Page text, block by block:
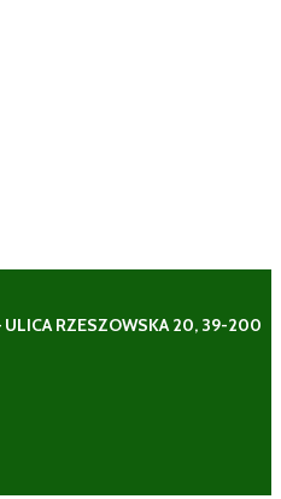
RZESZOWSKA 20, 39-200